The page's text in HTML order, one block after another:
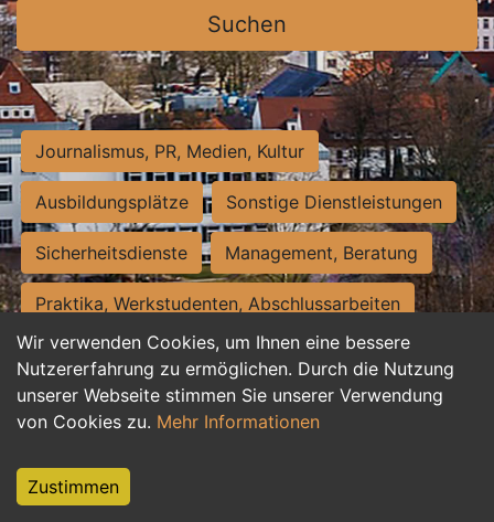
Wir verwenden Cookies, um Ihnen eine bessere
Nutzererfahrung zu ermöglichen. Durch die Nutzung
unserer Webseite stimmen Sie unserer Verwendung
von Cookies zu. Mehr Informationen
Zustimmen
Suchen
Journalismus, PR, Medien, Kultur
Ausbildungsplätze Sonstige Dienstleistungen
Sicherheitsdienste Management, Beratung
Praktika, Werkstudenten, Abschlussarbeiten
Personalwesen Assistenz, Sekretariat
Hilfskräfte, Aushilfs- und Nebenjobs
Weiterbildung, Studium, duale Ausbildung